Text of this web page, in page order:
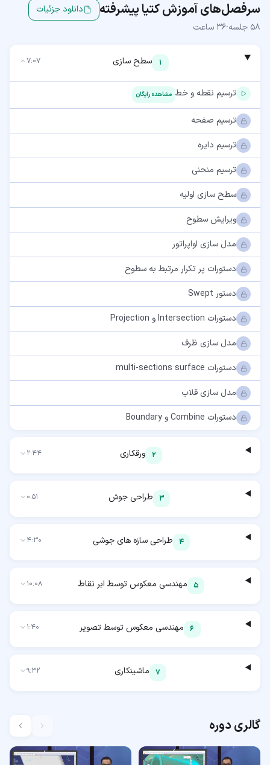
سرفصل‌های آموزشکتیا پیشرفته
دانلود جزئیات
58 جلسه·36 ساعت
1 سطح سازی 7:07
ترسیم نقطه و خط مشاهده رایگان
ترسیم صفحه
ترسیم دایره
ترسیم منحنی
سطح سازی اولیه
ویرایش سطوح
مدل سازی اواپراتور
دستورات پر تکرار مرتبط به سطوح
دستور Swept
دستورات Intersection و Projection
مدل سازی ظرف
دستورات multi-sections surface
مدل سازی قلاب
دستورات Combine و Boundary
2 ورقکاری 2:44
3 طراحی جوش 0:51
4 طراحی سازه های جوشی 4:30
5 مهندسی معکوس توسط ابر نقاط 10:08
6 مهندسی معکوس توسط تصویر 1:40
7 ماشینکاری 9:32
گالری دوره